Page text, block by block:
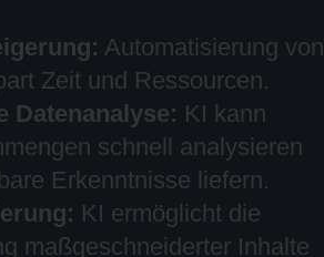
Automatisierung von
Zeit und Ressourcen.
Datenanalyse: KI kann
schnell analysieren
Erkenntnisse liefern.
KI ermöglicht die
maßgeschneiderter Inhalte